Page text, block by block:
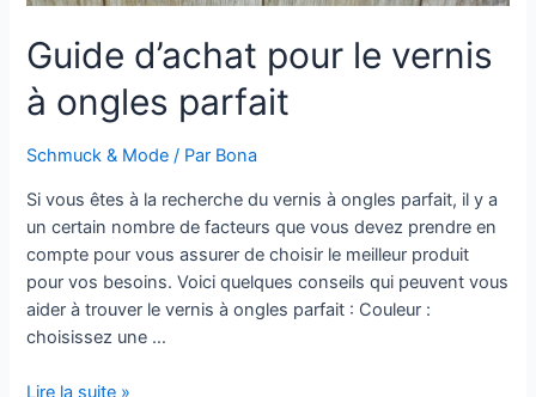
Guide d’achat pour le vernis
à ongles parfait
Schmuck & Mode / Par Bona
Si vous êtes à la recherche du vernis à ongles parfait, il y a
un certain nombre de facteurs que vous devez prendre en
compte pour vous assurer de choisir le meilleur produit
pour vos besoins. Voici quelques conseils qui peuvent vous
aider à trouver le vernis à ongles parfait : Couleur :
choisissez une …
Guide
Lire la suite »